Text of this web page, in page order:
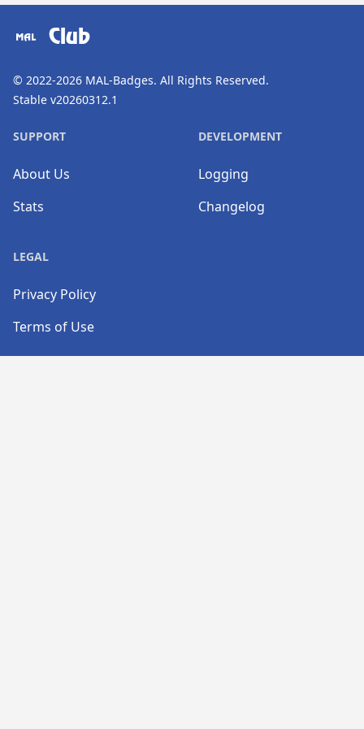
Club
© 2022-2026 MAL-Badges. All Rights Reserved.
Stable v20260312.1
SUPPORT
About Us
Stats
DEVELOPMENT
Logging
Changelog
LEGAL
Privacy Policy
Terms of Use